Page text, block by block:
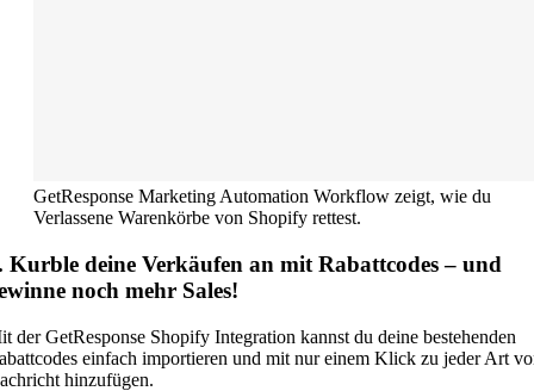
GetResponse Marketing Automation Workflow zeigt, wie du
Verlassene Warenkörbe von Shopify rettest.
Kurble deine Verkäufen an mit Rabattcodes – und
noch mehr Sales!
der GetResponse Shopify Integration kannst du deine bestehenden
einfach importieren und mit nur einem Klick zu jeder Art
hinzufügen.